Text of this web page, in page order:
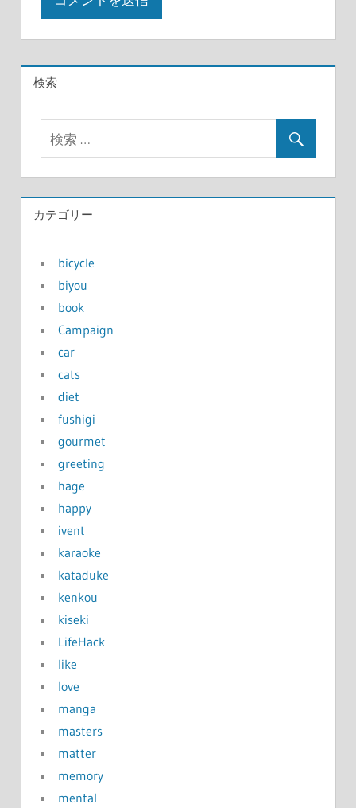
検索
カテゴリー
bicycle
biyou
book
Campaign
car
cats
diet
fushigi
gourmet
greeting
hage
happy
ivent
karaoke
kataduke
kenkou
kiseki
LifeHack
like
love
manga
masters
matter
memory
mental